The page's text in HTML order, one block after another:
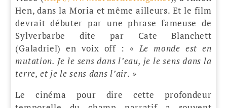
Hen, dans la Moria et même ailleurs. Et le film
devrait débuter par une phrase fameuse de
Sylverbarbe dite par Cate Blanchett
(Galadriel) en voix off : «Le monde est en
mutation. Je le sens dans l’eau, je le sens dans la
terre, et je le sens dans l’air. »
Le cinéma pour dire cette profondeur